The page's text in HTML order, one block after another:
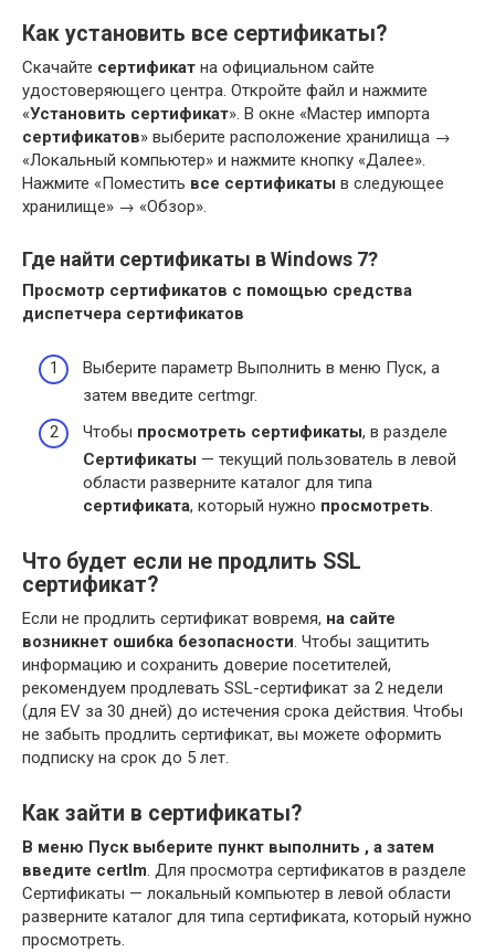
Как установить все сертификаты?
Скачайте сертификат на официальном сайте
удостоверяющего центра. Откройте файл и нажмите
«Установить сертификат». В окне «Мастер импорта
сертификатов» выберите расположение хранилища →
«Локальный компьютер» и нажмите кнопку «Далее».
Нажмите «Поместить все сертификаты в следующее
хранилище» → «Обзор».
Где найти сертификаты в Windows 7?
Просмотр сертификатов с помощью средства
диспетчера сертификатов
Выберите параметр Выполнить в меню Пуск, а
затем введите certmgr.
Чтобы просмотреть сертификаты, в разделе
Сертификаты — текущий пользователь в левой
области разверните каталог для типа
сертификата, который нужно просмотреть.
Что будет если не продлить SSL
сертификат?
Если не продлить сертификат вовремя, на сайте
возникнет ошибка безопасности. Чтобы защитить
информацию и сохранить доверие посетителей,
рекомендуем продлевать SSL-сертификат за 2 недели
(для EV за 30 дней) до истечения срока действия. Чтобы
не забыть продлить сертификат, вы можете оформить
подписку на срок до 5 лет.
Как зайти в сертификаты?
В меню Пуск выберите пункт выполнить , а затем
введите certlm. Для просмотра сертификатов в разделе
Сертификаты — локальный компьютер в левой области
разверните каталог для типа сертификата, который нужно
просмотреть.